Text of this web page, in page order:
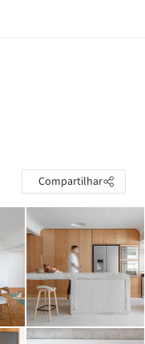
Compartilhar